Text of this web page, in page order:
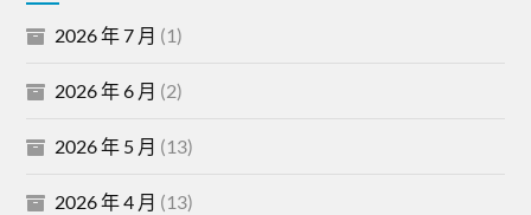
2026 年 7 月 (1)
2026 年 6 月 (2)
2026 年 5 月 (13)
2026 年 4 月 (13)